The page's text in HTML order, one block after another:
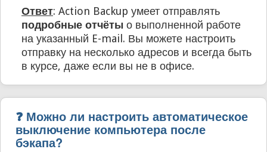
Ответ: Action Backup умеет отправлять
подробные отчёты о выполненной работе
на указанный E-mail. Вы можете настроить
отправку на несколько адресов и всегда быть
в курсе, даже если вы не в офисе.
❓ Можно ли настроить автоматическое
выключение компьютера после
бэкапа?